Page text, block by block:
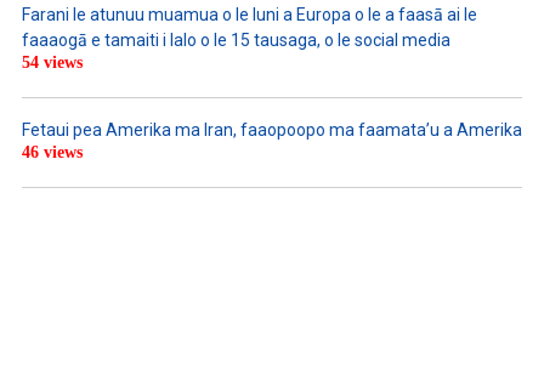
Farani le atunuu muamua o le Iuni a Europa o le a faasā ai le
faaaogā e tamaiti i lalo o le 15 tausaga, o le social media
54 views
Fetaui pea Amerika ma Iran, faaopoopo ma faamata’u a Amerika
46 views